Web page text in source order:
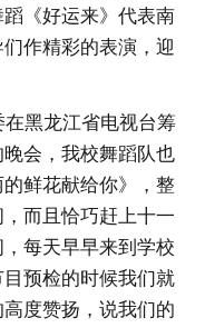
《好运来》代表南
作精彩的表演，迎
黑龙江省电视台筹
会，我校舞蹈队也
鲜花献给你》，整
而且恰巧赶上十一
每天早早来到学校
预检的时候我们就
度赞扬，说我们的